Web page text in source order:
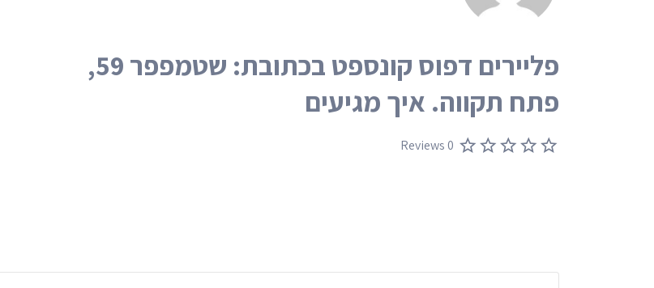
פליירים דפוס קונספט בכתובת: שטמפפר 59,
פתח תקווה. איך מגיעים
0 Reviews